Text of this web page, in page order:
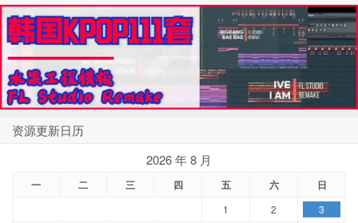
资源更新日历
2026 年 8 月
一 二 三 四 五 六 日
1 2
3